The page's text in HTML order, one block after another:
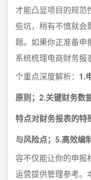
才能凸显项目的规范
些坑，稍有不慎就会
题。如果你正准备申
系统梳理电商财务报
个重点深度解析： 1.
原则；2.关键财务数
特点对财务报表的特
与风险点；5.高效编
容不仅能让你的申报
运营提供管理参考。